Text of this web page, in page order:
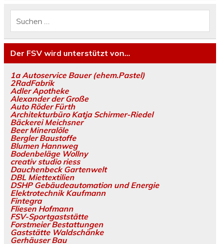
Der FSV wird unterstützt von…
1a Autoservice Bauer (ehem.Pastel)
2RadFabrik
Adler Apotheke
Alexander der Große
Auto Röder Fürth
Architekturbüro Katja Schirmer-Riedel
Bäckerei Meichsner
Beer Mineralöle
Bergler Baustoffe
Blumen Hannweg
Bodenbeläge Wollny
creativ studio riess
Dauchenbeck Gartenwelt
DBL Miettextilien
DSHP Gebäudeautomation und Energie
Elektrotechnik Kaufmann
Fintegra
Fliesen Hofmann
FSV-Sportgaststätte
Forstmeier Bestattungen
Gaststätte Waldschänke
Gerhäuser Bau